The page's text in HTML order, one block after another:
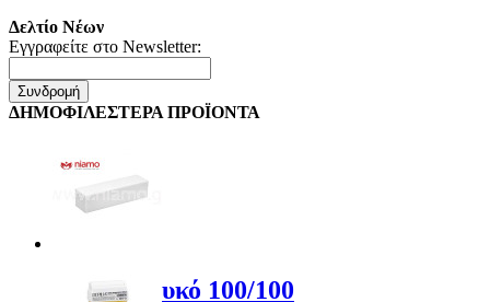
Δελτίο Νέων
Εγγραφείτε στο Newsletter:
Συνδρομή
ΔΗΜΟΦΙΛΕΣΤΕΡΑ ΠΡΟΪΟΝΤΑ
Buffer Λευκό 100/100